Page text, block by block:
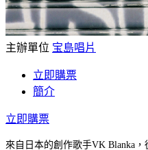
主辦單位 宝島唱片
立即購票
簡介
立即購票
來自日本的創作歌手VK Blanka